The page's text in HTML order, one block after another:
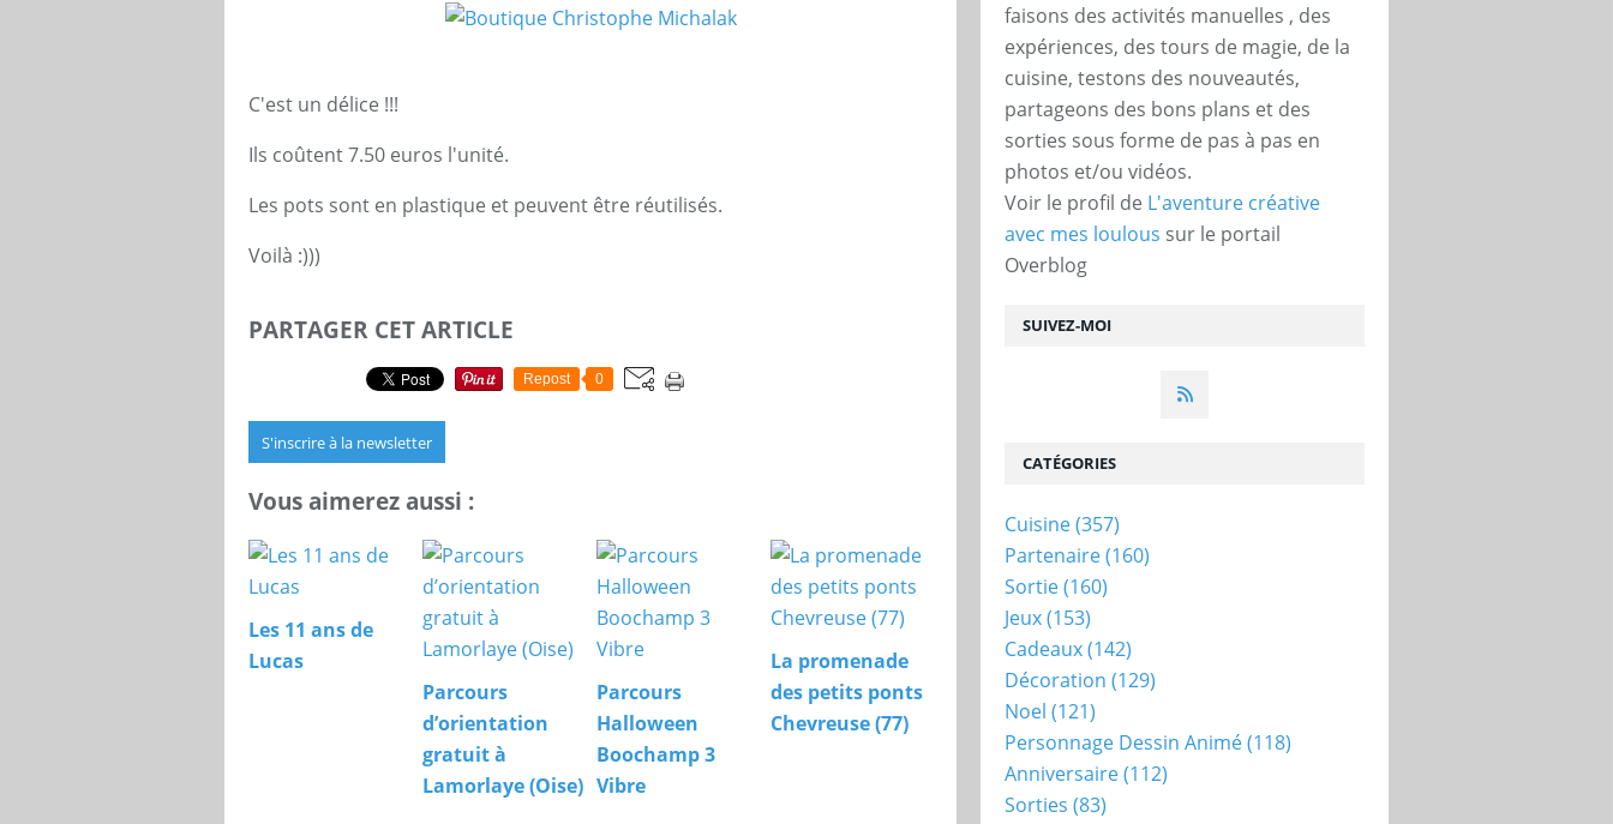
C'est un délice !!!
Ils coûtent 7.50 euros l'unité.
Les pots sont en plastique et peuvent être réutilisés.
Voilà :)))
PARTAGER CET ARTICLE
Repost 0
S'inscrire à la newsletter
Vous aimerez aussi :
Les 11 ans de
Lucas
Parcours
d’orientation
gratuit à
Lamorlaye (Oise)
Parcours
Halloween
Boochamp 3
Vibre
La promenade
des petits ponts
Chevreuse (77)
SUIVEZ-MOI
faisons des activités manuelles , des
expériences, des tours de magie, de la
cuisine, testons des nouveautés,
partageons des bons plans et des
sorties sous forme de pas à pas en
photos et/ou vidéos.
Voir le profil de L'aventure créative
avec mes loulous sur le portail
Overblog
CATÉGORIES
Cuisine(357)
Partenaire(160)
Sortie(160)
Jeux(153)
Cadeaux(142)
Décoration (129)
Noel (121)
Personnage Dessin Animé(118)
Anniversaire(112)
Sorties (83)